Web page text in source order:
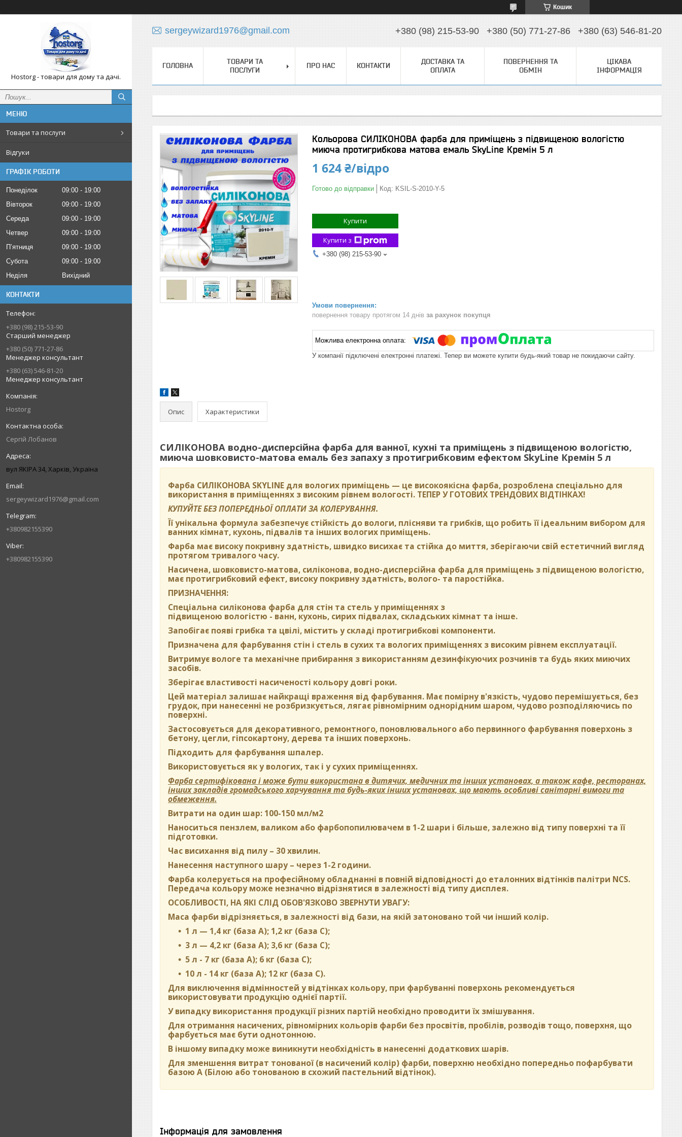
Кошик
Hostorg - товари для дому та дачі.
Товари та послуги
Відгуки
ГРАФІК РОБОТИ
Понеділок 09:00
19:00
Вівторок
09:00
19:00
Середа
09:00
19:00
Четвер
09:00
19:00
Пʼятниця
09:00
19:00
Субота
09:00
19:00
Неділя
Вихідний
КОНТАКТИ
+380 (98) 215-53-90
Старший менеджер
+380 (50) 771-27-86
Менеджер консультант
+380 (63) 546-81-20
Менеджер консультант
Hostorg
Сергій Лобанов
вул ЯКІРА 34, Харків, Україна
sergeywizard1976@gmail.com
+380982155390
+380982155390
sergeywizard1976@gmail.com +380 (98) 215-53-90 +380 (50) 771-27-86 +380 (63) 546-81-20
ГОЛОВНА
ТОВАРИ ТА
ПОСЛУГИ
ПРО НАС КОНТАКТИ
ДОСТАВКА ТА
ОПЛАТА
ПОВЕРНЕННЯ ТА
ОБМІН
ЦІКАВА
ІНФОРМАЦІЯ
Кольорова СИЛІКОНОВА фарба для приміщень з підвищеною вологістю
миюча протигрибкова матова емаль SkyLine Кремін 5 л
1 624 ₴/відро
Готово до відправки Код: KSIL-S-2010-Y-5
Купити
Купити з
+380 (98) 215-53-90
повернення товару протягом 14 днів за рахунок покупця
У компанії підключені електронні платежі. Тепер ви можете купити будь-який товар не покидаючи сайту.
Опис Характеристики
СИЛІКОНОВА водно-дисперсійна фарба для ванної, кухні та приміщень з підвищеною вологістю,
миюча шовковисто-матова емаль без запаху з протигрибковим ефектом SkyLine Кремін 5 л
Фарба СИЛІКОНОВА SKYLINE для вологих приміщень — це високоякісна фарба, розроблена спеціально для
використання в приміщеннях з високим рівнем вологості. ТЕПЕР У ГОТОВИХ ТРЕНДОВИХ ВІДТІНКАХ!
КУПУЙТЕ БЕЗ ПОПЕРЕДНЬОЇ ОПЛАТИ ЗА КОЛЕРУВАННЯ.
Її унікальна формула забезпечує стійкість до вологи, плісняви та грибків, що робить її ідеальним вибором для
ванних кімнат, кухонь, підвалів та інших вологих приміщень.
Фарба має високу покривну здатність, швидко висихає та стійка до миття, зберігаючи свій естетичний вигляд
протягом тривалого часу.
Насичена, шовковисто-матова, силіконова, водно-дисперсійна фарба для приміщень з підвищеною вологістю,
має протигрибковий ефект, високу покривну здатність, волого- та паростійка.
ПРИЗНАЧЕННЯ:
Спеціальна силіконова фарба для стін та стель у приміщеннях з
підвищеною вологістю - ванн, кухонь, сирих підвалах, складських кімнат та інше.
Запобігає появі грибка та цвілі, містить у складі протигрибкові компоненти.
Призначена для фарбування стін і стель в сухих та вологих приміщеннях з високим рівнем експлуатації.
Витримує вологе та механічне прибирання з використанням дезинфікуючих розчинів та будь яких миючих
засобів.
Зберігає властивості насиченості кольору довгі роки.
Цей матеріал залишає найкращі враження від фарбування. Має помірну в'язкість, чудово перемішується, без
грудок, при нанесенні не розбризкується, лягає рівномірним однорідним шаром, чудово розподіляючись по
поверхні.
Застосовується для декоративного, ремонтного, поновлювального або первинного фарбування поверхонь з
бетону, цегли, гіпсокартону, дерева та інших поверхонь.
Підходить для фарбування шпалер.
Використовується як у вологих, так і у сухих приміщеннях.
Фарба сертифікована і може бути використана в дитячих, медичних та інших установах, а також кафе, ресторанах,
інших закладів громадського харчування та будь-яких інших установах, що мають особливі санітарні вимоги та
обмеження.
Витрати на один шар: 100-150 мл/м2
Наноситься пензлем, валиком або фарбопопилювачем в 1-2 шари і більше, залежно від типу поверхні та її
підготовки.
Час висихання від пилу– 30 хвилин.
Нанесення наступного шару– через 1-2 години.
Фарба колерується на професійному обладнанні в повній відповідності до еталонних відтінків палітри NCS.
Передача кольору може незначно відрізнятися в залежності від типу дисплея.
ОСОБЛИВОСТІ, НА ЯКІ СЛІД ОБОВ'ЯЗКОВО ЗВЕРНУТИ УВАГУ:
Маса фарби відрізняється, в залежності від бази, на якій затоновано той чи інший колір.
1 л — 1,4 кг (база А); 1,2 кг (база С);
3 л — 4,2 кг (база А); 3,6 кг (база C);
5 л - 7 кг (база А); 6 кг (база С);
10 л - 14 кг (база А); 12 кг (база С).
Для виключення відмінностей у відтінках кольору, при фарбуванні поверхонь рекомендується
використовувати продукцію однієї партії.
У випадку використання продукції різних партій необхідно проводити їх змішування.
Для отримання насичених, рівномірних кольорів фарби без просвітів, пробілів, розводів тощо, поверхня, що
фарбується має бути однотонною.
В іншому випадку може виникнути необхідність в нанесенні додаткових шарів.
Для зменшення витрат тонованої (в насичений колір) фарби, поверхню необхідно попередньо пофарбувати
базою А (Білою або тонованою в схожий пастельний відтінок).
Інформація для замовлення